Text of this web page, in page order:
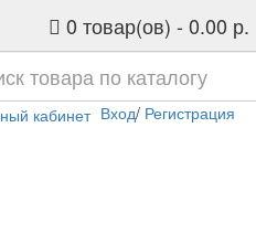
0 товар(ов) - 0.00 р.
Вход/ Регистрация